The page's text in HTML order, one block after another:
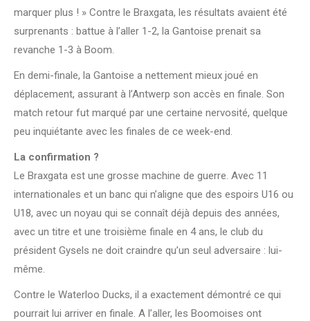
marquer plus ! » Contre le Braxgata, les résultats avaient été
surprenants : battue à l’aller 1-2, la Gantoise prenait sa
revanche 1-3 à Boom.
En demi-finale, la Gantoise a nettement mieux joué en
déplacement, assurant à l’Antwerp son accès en finale. Son
match retour fut marqué par une certaine nervosité, quelque
peu inquiétante avec les finales de ce week-end.
La confirmation ?
Le Braxgata est une grosse machine de guerre. Avec 11
internationales et un banc qui n’aligne que des espoirs U16 ou
U18, avec un noyau qui se connaît déjà depuis des années,
avec un titre et une troisième finale en 4 ans, le club du
président Gysels ne doit craindre qu’un seul adversaire : lui-
même.
Contre le Waterloo Ducks, il a exactement démontré ce qui
pourrait lui arriver en finale. A l’aller, les Boomoises ont